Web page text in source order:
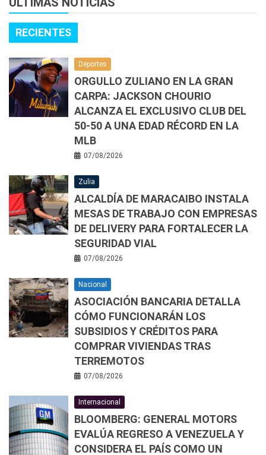
RECIENTES
Deportes
ORGULLO ZULIANO EN LA GRAN
CARPA: JACKSON CHOURIO
ALCANZA EL EXCLUSIVO CLUB DEL
50-50 A UNA EDAD RÉCORD EN LA
MLB
07/08/2026
Zulia
ALCALDÍA DE MARACAIBO INSTALA
MESAS DE TRABAJO CON EMPRESAS
DE DELIVERY PARA FORTALECER LA
SEGURIDAD VIAL
07/08/2026
Nacional
ASOCIACIÓN BANCARIA DETALLA
CÓMO FUNCIONARÁN LOS
SUBSIDIOS Y CRÉDITOS PARA
COMPRAR VIVIENDAS TRAS
TERREMOTOS
07/08/2026
Internacional
BLOOMBERG: GENERAL MOTORS
EVALÚA REGRESO A VENEZUELA Y
CONSIDERA EL PAÍS COMO UN